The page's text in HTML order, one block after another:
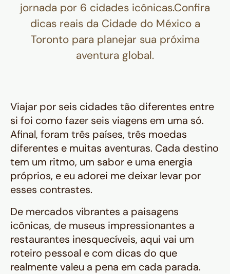
jornada por 6 cidades icônicas.Confira
dicas reais da Cidade do México a
Toronto para planejar sua próxima
aventura global.
Viajar por seis cidades tão diferentes entre
si foi como fazer seis viagens em uma só.
Afinal, foram três países, três moedas
diferentes e muitas aventuras. Cada destino
tem um ritmo, um sabor e uma energia
próprios, e eu adorei me deixar levar por
esses contrastes.
De mercados vibrantes a paisagens
icônicas, de museus impressionantes a
restaurantes inesquecíveis, aqui vai um
roteiro pessoal e com dicas do que
realmente valeu a pena em cada parada.